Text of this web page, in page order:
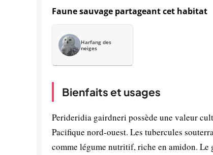
Faune sauvage partageant cet habitat
Harfang des
neiges
Bienfaits et usages
Perideridia gairdneri possède une valeur
Pacifique nord-ouest. Les tubercules
comme légume nutritif, riche en amidon. Le